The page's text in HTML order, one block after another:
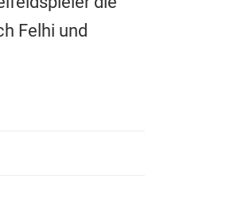
Felhi und